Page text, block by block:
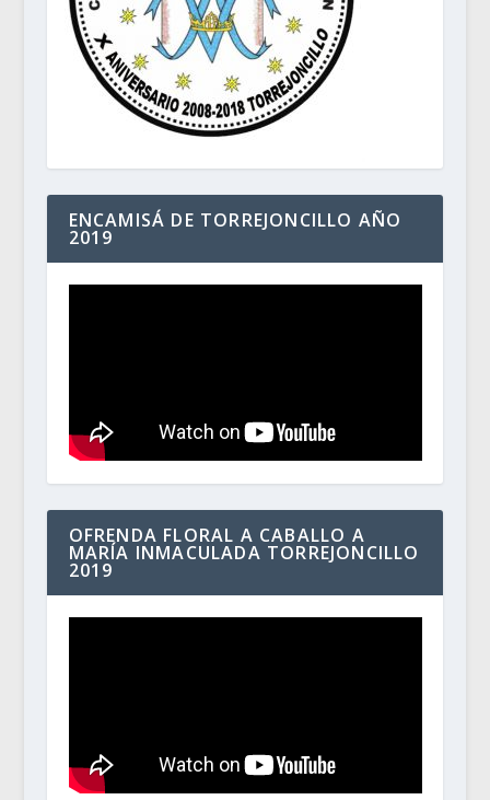
ENCAMISÁ DE TORREJONCILLO AÑO
2019
OFRENDA FLORAL A CABALLO A
MARÍA INMACULADA TORREJONCILLO
2019